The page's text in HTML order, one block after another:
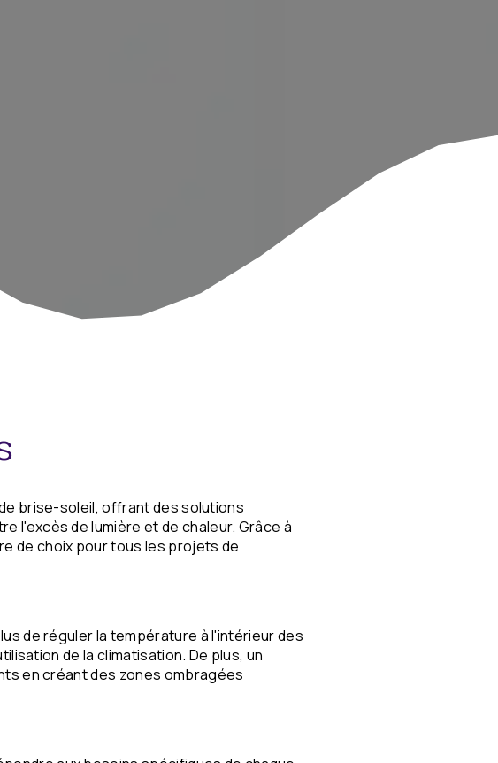
brise-soleil, offrant des solutions
l'excès de lumière et de chaleur. Grâce à
de choix pour tous les projets de
de réguler la température à l'intérieur des
de la climatisation. De plus, un
en créant des zones ombragées